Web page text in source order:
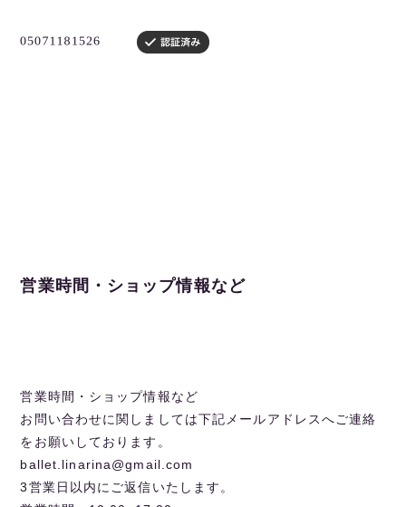
営業時間・ショップ情報など
営業時間・ショップ情報など
お問い合わせに関しましては下記メールアドレスへご連絡
をお願いしております。
ballet.linarina@gmail.com
3営業日以内にご返信いたします。